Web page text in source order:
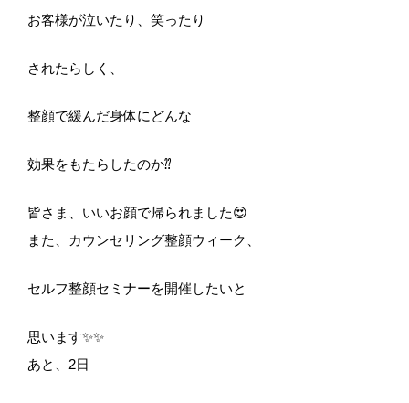
お客様が泣いたり、笑ったり
されたらしく、
整顔で緩んだ身体にどんな
効果をもたらしたのか⁇
皆さま、いいお顔で帰られました😍
また、カウンセリング整顔ウィーク、
セルフ整顔セミナーを開催したいと
思います✨✨
あと、2日